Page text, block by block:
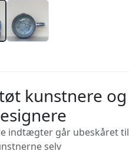
kunstnere og
indtægter går ubeskåret til
selv